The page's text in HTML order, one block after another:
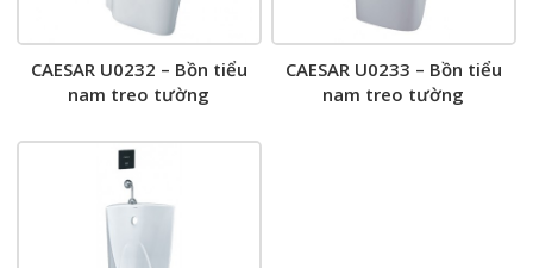
CAESAR U0232 – Bồn tiểu
nam treo tường
CAESAR U0233 – Bồn tiểu
nam treo tường